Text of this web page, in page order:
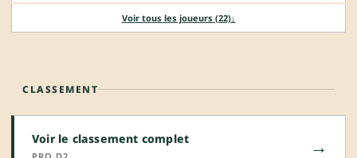
Voir tous les joueurs (22)↓
CLASSEMENT
Voir le classement complet →